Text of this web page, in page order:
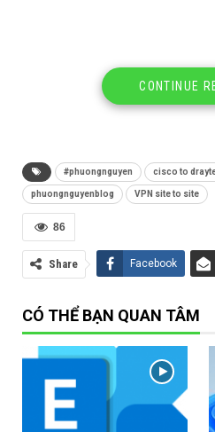
Cách Cấu hình VPN SITE TO
Draytek 2925FN
CONTINUE
#phuongnguyen cisco to
phuongnguyenblog VPN site to site
86
Share Facebook
CÓ THỂ BẠN QUAN TÂM